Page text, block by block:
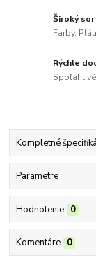
Široký
Farby,
Rýchle
Kompletné
Parametre
Hodnotenie 0
Komentáre 0